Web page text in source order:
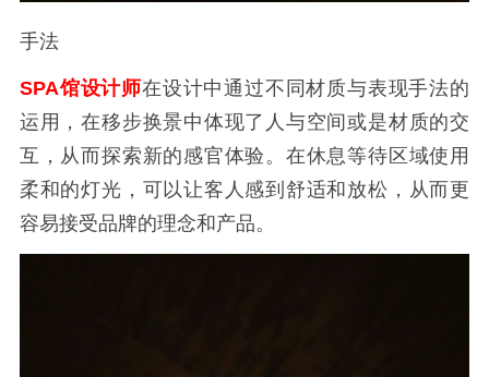
手法
SPA馆设计师在设计中通过不同材质与表现手法的
运用，在移步换景中体现了人与空间或是材质的交
互，从而探索新的感官体验。在休息等待区域使用
柔和的灯光，可以让客人感到舒适和放松，从而更
容易接受品牌的理念和产品。